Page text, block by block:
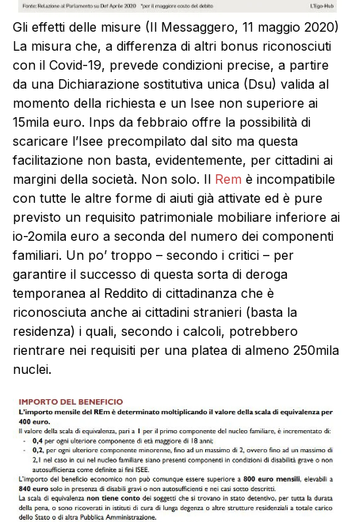
Gli effetti delle misure (Il Messaggero, 11 maggio 2020)
La misura che, a differenza di altri bonus riconosciuti
con il Covid-19, prevede condizioni precise, a partire
da una Dichiarazione sostitutiva unica (Dsu) valida al
momento della richiesta e un Isee non superiore ai
15mila euro. Inps da febbraio offre la possibilità di
scaricare l’Isee precompilato dal sito ma questa
facilitazione non basta, evidentemente, per cittadini ai
margini della società. Non solo. Il Rem è incompatibile
con tutte le altre forme di aiuti già attivate ed è pure
previsto un requisito patrimoniale mobiliare inferiore ai
io-2omila euro a seconda del numero dei componenti
familiari. Un po’ troppo – secondo i critici – per
garantire il successo di questa sorta di deroga
temporanea al Reddito di cittadinanza che è
riconosciuta anche ai cittadini stranieri (basta la
residenza) i quali, secondo i calcoli, potrebbero
rientrare nei requisiti per una platea di almeno 250mila
nuclei.